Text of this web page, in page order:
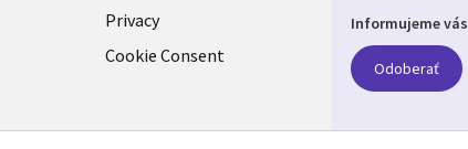
Legal
SLOVAKIA
Privacy
Cookie Consent
Informujeme vás
Odoberať